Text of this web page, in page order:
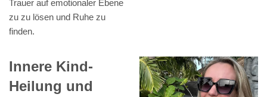
Trauer auf emotionaler Ebene
zu zu lösen und Ruhe zu
finden.
Innere Kind-
Heilung und